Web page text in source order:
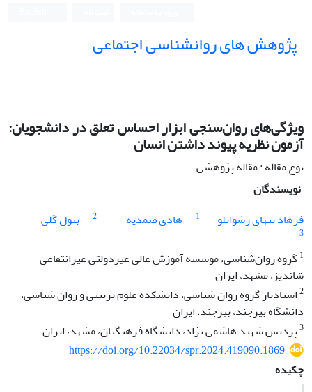
پژوهش های روانشناسی اجتماعی
ویژگی‌های روان‌سنجی ابزار احساس تعلق در دانشجویان:
آزمون نظریه پیوند داشتن انسان
نوع مقاله : مقاله پژوهشی
نویسندگان
فرهاد تنهای رشوانلو
1 هادی صمدیه 2 بتول گلی
3
1گروه روان‌شناسی، موسسه آموزش عالی غیردولتی غیرانتفاعی
شاندیز، مشهد، ایران
2استادیار گروه روان شناسی، دانشکده علوم تربیتی و روان شناسی،
دانشگاه بیرجند، بیرجند، ایران
3پردیس شهید هاشمی نژاد، دانشگاه فرهنگیان، مشهد، ایران
https://doi.org/10.22034/spr.2024.419090.1869
چکیده